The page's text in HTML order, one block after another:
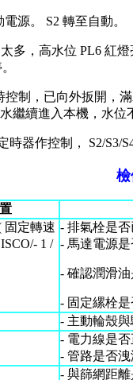
源。 S2 轉至自動。
多，高水位 PL6 紅
控制，已向外扳開，
繼續進入本機，水
時器作控制， S2/S3/
固定轉速
1 /
- 排氣栓是
- 馬達電源
- 確認潤滑
- 固定縲栓
- 主動輪殼
- 電力線是
- 管路是否
- 與篩網距